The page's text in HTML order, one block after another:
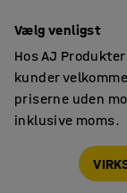
Barstol TIMMY
Vælg venligst
Hos AJ
kunder
priserne uden
inklusive moms.